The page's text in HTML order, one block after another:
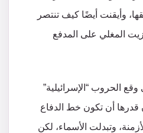
وأيقنت أيضًا كيف تنتصر
المغلي على المدفع
الحروب “الإسرائيلية”
قدرها أن تكون خط الدفاع
وتبدلت الأسماء، لكن